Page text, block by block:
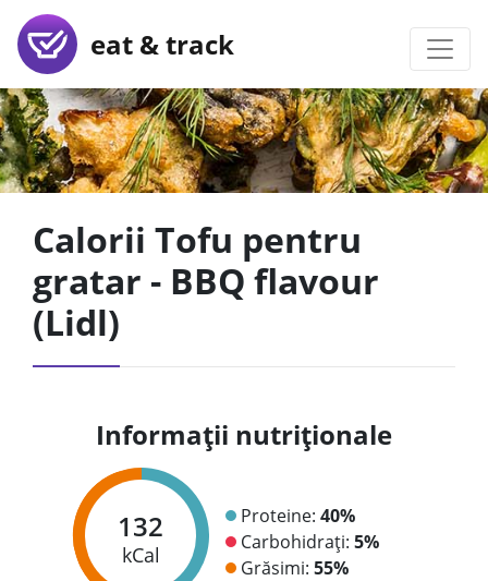
eat & track
Calorii Tofu pentru
gratar - BBQ flavour
(Lidl)
Informații nutriționale
132
kCal
Proteine: 40%
Carbohidrați: 5%
Grăsimi: 55%